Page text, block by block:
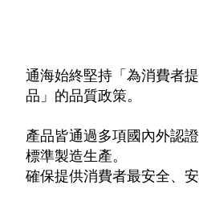
通海始終堅持「為消費者
品」的品質政策。
產品皆通過多項國內外認
標準製造生產。
確保提供消費者最安全、